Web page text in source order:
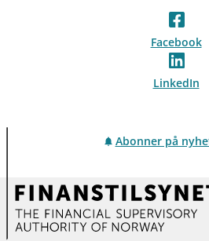
Facebook
LinkedIn
Abonner på